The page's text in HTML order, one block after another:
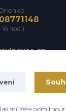
hod.)
můžete odmítnout